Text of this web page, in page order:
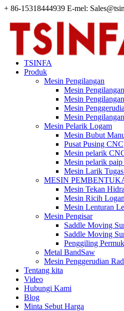
+ 86-15318444939 E-mel:
TSINFA
Produk
Mesin Pengilangan
Mesin
Mesin
Mesin
Mesin
Mesin Pelarik Logam
Mesin Bubut
Pusat Pusing CNC
Mesin pelarik
Mesin pelarik
Mesin Larik
MESIN
Mesin Tekan
Mesin Ricih
Mesin Lenturan
Mesin Pengisar
Saddle Moving
Saddle Moving
Penggiling
Metal BandSaw
Mesin Penggerudian
Tentang kita
Video
Hubungi Kami
Blog
Minta Sebut Harga